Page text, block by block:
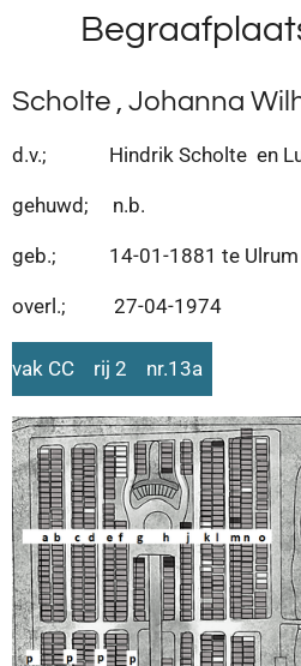
naar
de
hoofdinhoud
Scholte , Johanna
d.v.; Hindrik Scholte en
gehuwd; n.b.
geb.; 14-01-1881 te
overl.; 27-04-1974
vak CC rij 2 nr.13a